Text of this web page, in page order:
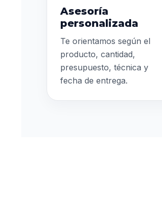
Asesoría
personalizada
Te orientamos según el
producto, cantidad,
presupuesto, técnica y
fecha de entrega.